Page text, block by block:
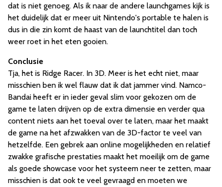
dat is niet genoeg. Als ik naar de andere launchgames kijk is
het duidelijk dat er meer uit Nintendo's portable te halen is
dus in die zin komt de haast van de launchtitel dan toch
weer roet in het eten gooien.
Conclusie
Tja, het is Ridge Racer. In 3D. Meer is het echt niet, maar
misschien ben ik wel flauw dat ik dat jammer vind. Namco-
Bandai heeft er in ieder geval slim voor gekozen om de
game te laten drijven op de extra dimensie en verder qua
content niets aan het toeval over te laten, maar het maakt
de game na het afzwakken van de 3D-factor te veel van
hetzelfde. Een gebrek aan online mogelijkheden en relatief
zwakke grafische prestaties maakt het moeilijk om de game
als goede showcase voor het systeem neer te zetten, maar
misschien is dat ook te veel gevraagd en moeten we